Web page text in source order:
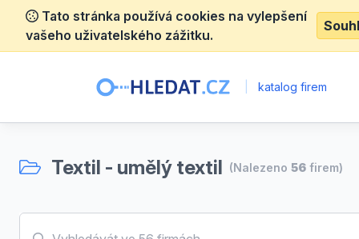
Tato stránka používá cookies na vylepšení
vašeho uživatelského zážitku.
katalog firem
Textil - umělý textil (Nalezeno 56 firem)